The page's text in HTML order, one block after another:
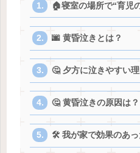
🏠寝室の場所で“育児
🌆 黄昏泣きとは？
🤔 夕方に泣きやすい理
🤔 黄昏泣きの原因は？
🛠️ 我が家で効果のあ